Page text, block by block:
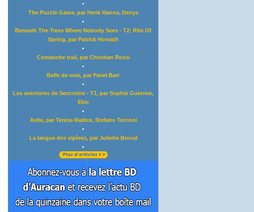
•
The Puzzle Game, par Herik Hanna, Denys
•
Beneath The Trees Where Nobody Sees - T2: Rite Of
Spring, par Patrick Horvath
•
Comanche trail, par Christian Rossi
•
Belle de soie, par Pavel Bart
•
Les aventures de Seccotine - T1, par Sophie Guerrive,
Elric
•
Avila, par Teresa Radice, Stefano Turconi
•
La langue des vipères, par Juliette Brocal
•